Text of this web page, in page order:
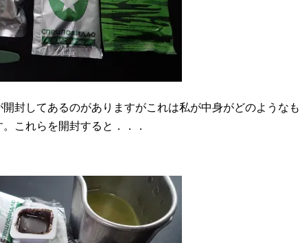
封してあるのがありますがこれは私が中身がどのようなも
これらを開封すると．．．